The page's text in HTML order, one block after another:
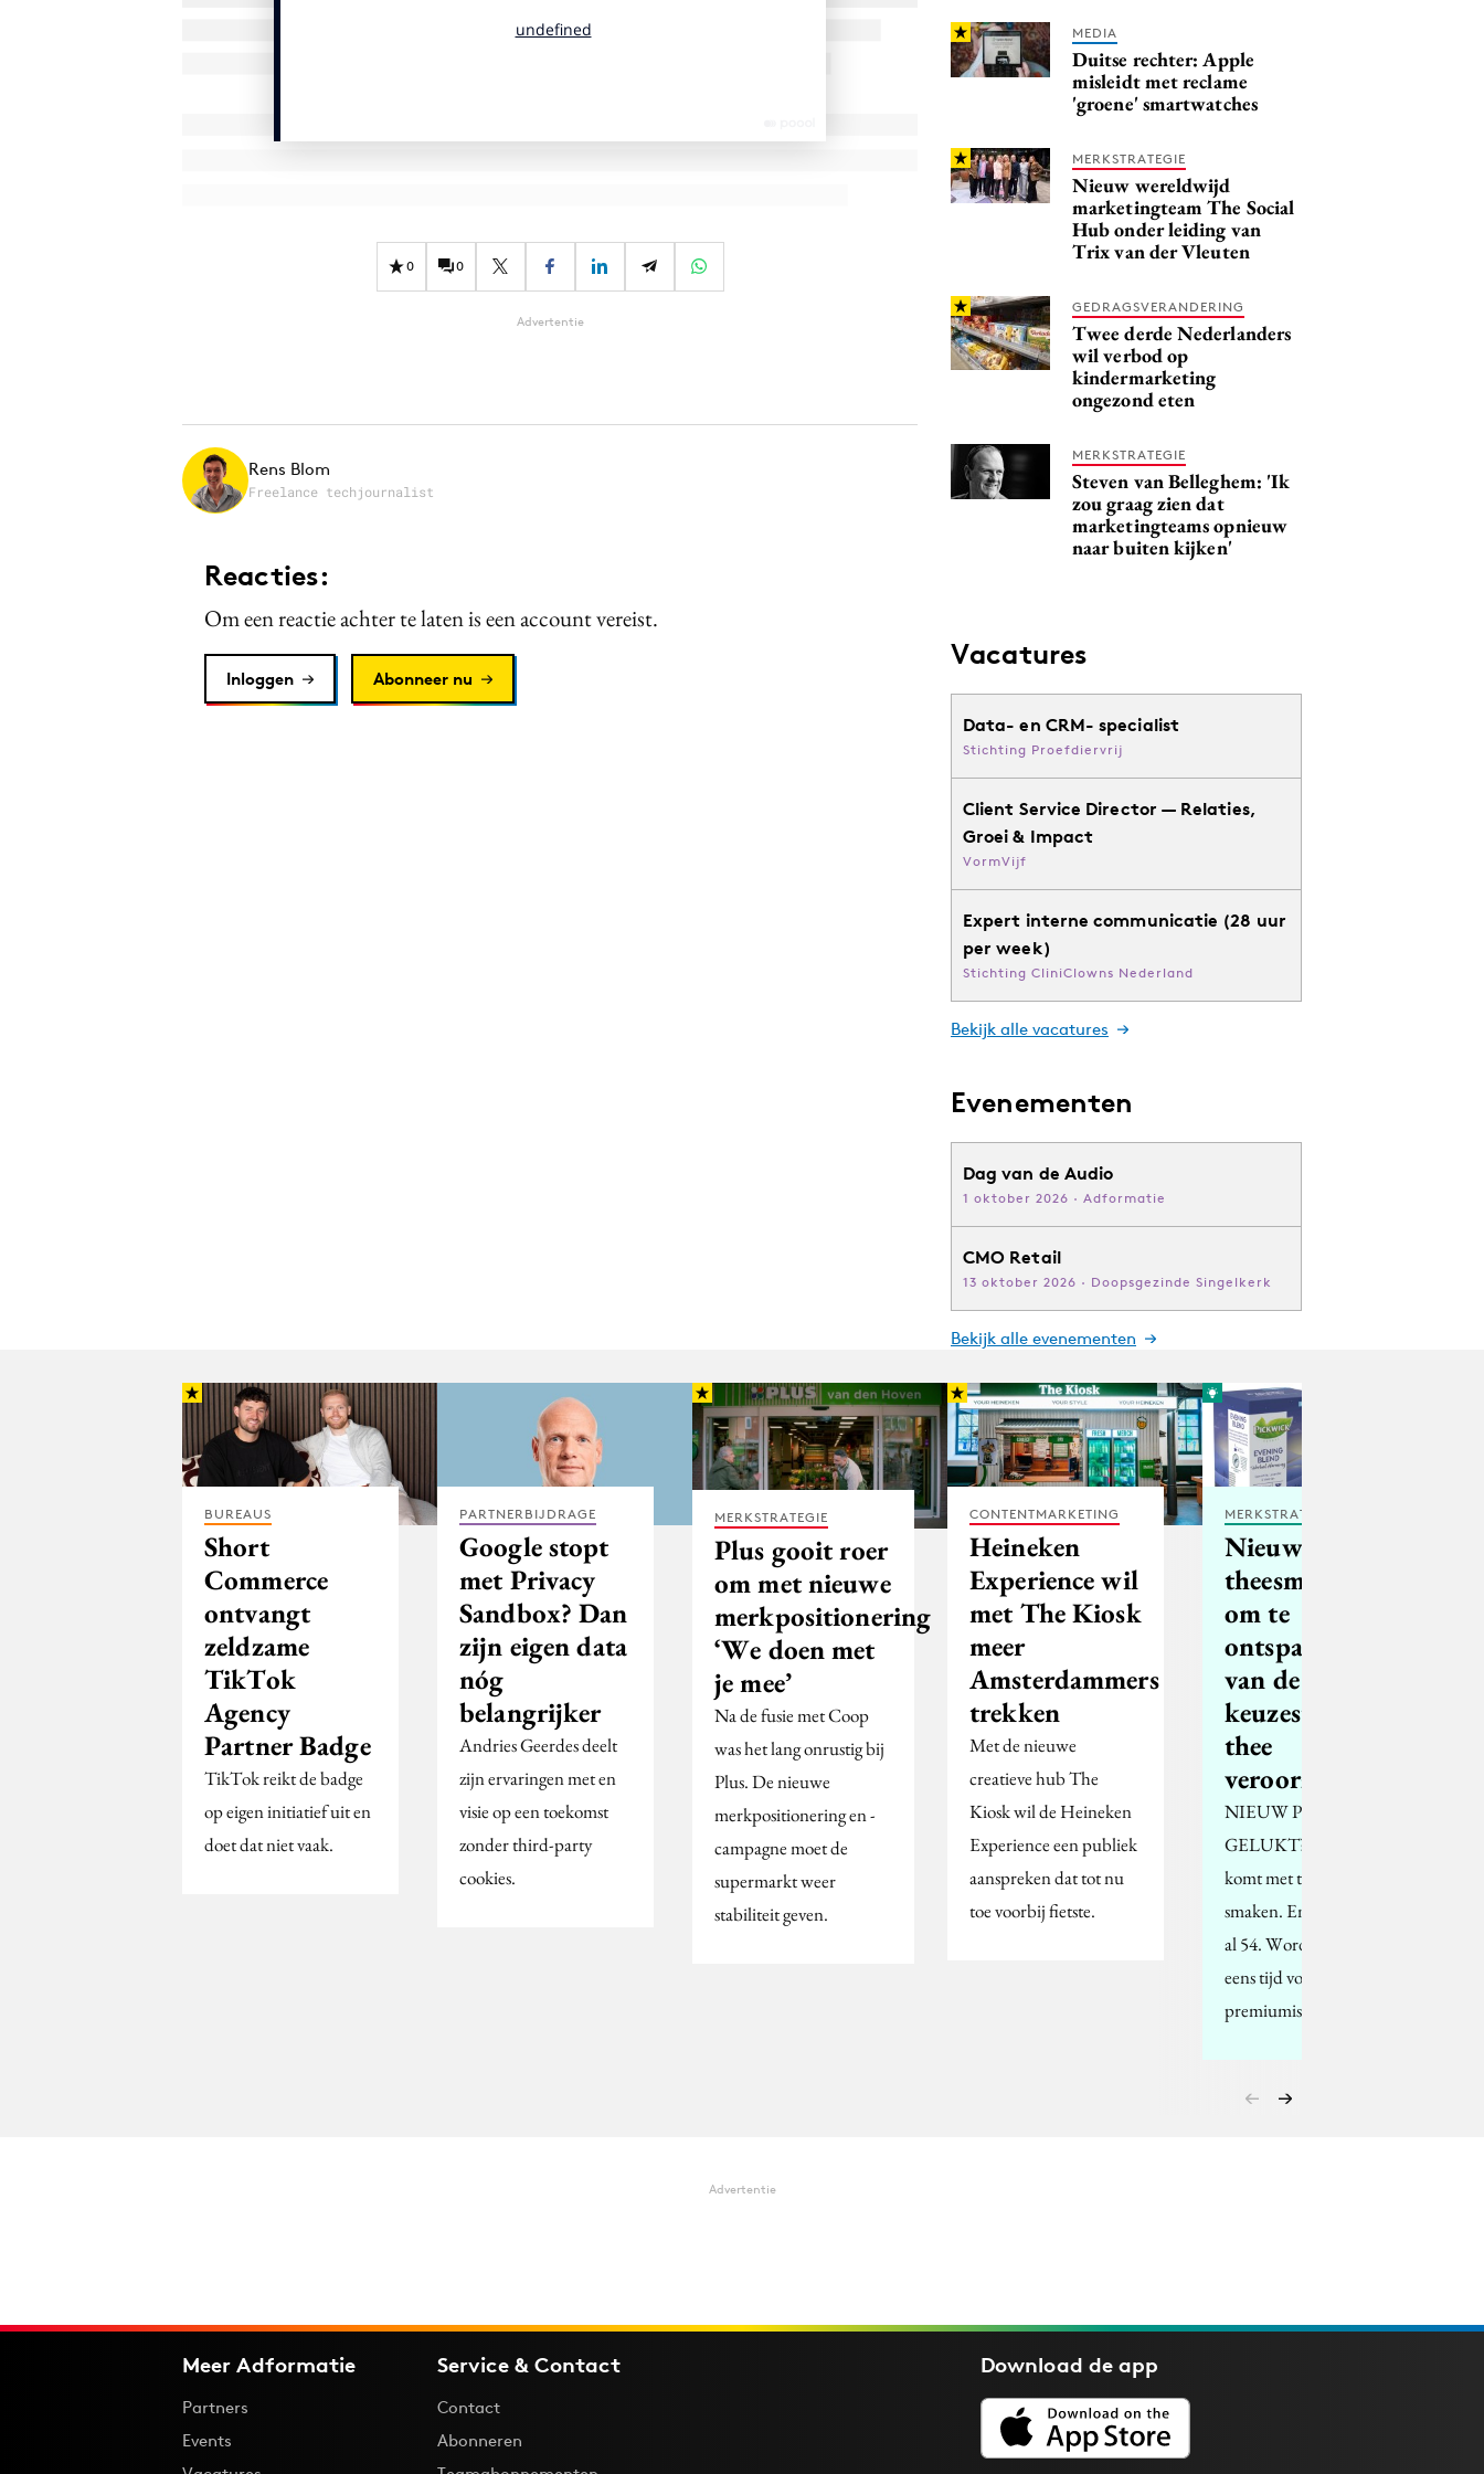
0 0
Advertentie
Rens Blom
Freelance techjournalist
Reacties:
Om een reactie achter te laten is een account vereist.
Inloggen Abonneer nu
MEDIA
Duitse rechter: Apple
misleidt met reclame
'groene' smartwatches
MERKSTRATEGIE
Nieuw wereldwijd
marketingteam The Social
Hub onder leiding van
Trix van der Vleuten
GEDRAGSVERANDERING
Twee derde Nederlanders
wil verbod op
kindermarketing
ongezond eten
MERKSTRATEGIE
Steven van Belleghem: 'Ik
zou graag zien dat
marketingteams opnieuw
naar buiten kijken'
Vacatures
Data- en CRM- specialist
Stichting Proefdiervrij
Client Service Director — Relaties,
Groei & Impact
VormVijf
Expert interne communicatie (28 uur
per week)
Stichting CliniClowns Nederland
Bekijk alle vacatures
Evenementen
Dag van de Audio
1 oktober 2026 · Adformatie
CMO Retail
13 oktober 2026 · Doopsgezinde Singelkerk
Bekijk alle evenementen
BUREAUS
Short
Commerce
ontvangt
zeldzame
TikTok
Agency
Partner Badge
TikTok reikt de badge
op eigen initiatief uit en
doet dat niet vaak.
PARTNERBIJDRAGE
Google stopt
met Privacy
Sandbox? Dan
zijn eigen data
nóg
belangrijker
Andries Geerdes deelt
zijn ervaringen met en
visie op een toekomst
zonder third-party
cookies.
MERKSTRATEGIE
Plus gooit roer
om met nieuwe
merkpositionering
‘We doen met
je mee’
Na de fusie met Coop
was het lang onrustig bij
Plus. De nieuwe
merkpositionering en -
campagne moet de
supermarkt weer
stabiliteit geven.
CONTENTMARKETING
Heineken
Experience wil
met The Kiosk
meer
Amsterdammers
trekken
Met de nieuwe
creatieve hub The
Kiosk wil de Heineken
Experience een publiek
aanspreken dat tot nu
toe voorbij fietste.
MERKSTRATEGIE
Nieuwe
theesmaken
om te
ontspannen
van de
keuzestress die
thee
veroorzaakt
NIEUW PRODUCT.
GELUKT? Pickwick
komt met twee nieuwe
smaken. En er waren er
al 54. Wordt het niet
eens tijd voor
premiumisatie?
Advertentie
Meer Adformatie
Partners
Events
Service & Contact
Contact
Abonneren
Download deapp